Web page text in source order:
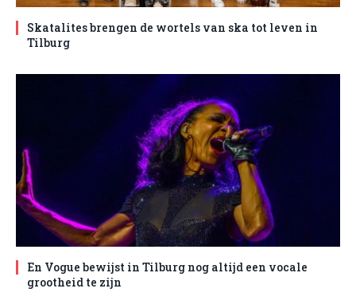
Skatalites brengen de wortels van ska tot leven in
Tilburg
En Vogue bewijst in Tilburg nog altijd een vocale
grootheid te zijn